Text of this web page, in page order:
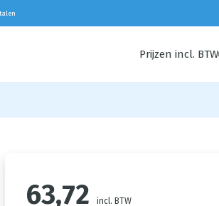
Prijzen incl. BTW
63,72 incl. BTW